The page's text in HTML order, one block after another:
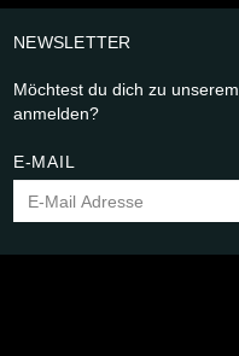
NEWSLETTER
Möchtest du dich zu unserem
anmelden?
E-MAIL